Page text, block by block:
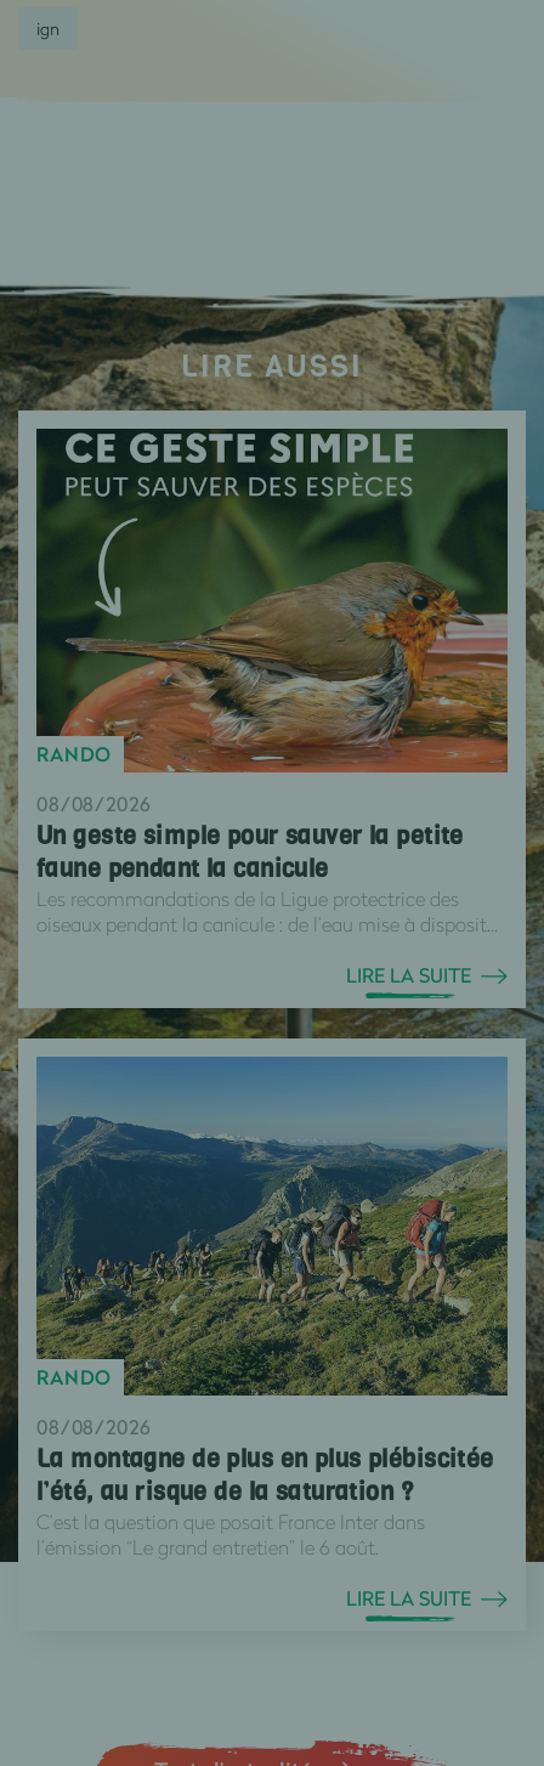
ign
LIRE AUSSI
RANDO
08/08/2026
Un geste simple pour sauver la petite
faune pendant la canicule
Les recommandations de la Ligue protectrice des
oiseaux pendant la canicule : de l’eau mise à disposit...
LIRE LA SUITE
RANDO
08/08/2026
La montagne de plus en plus plébiscitée
l’été, au risque de la saturation ?
C’est la question que posait France Inter dans
l’émission “Le grand entretien” le 6 août.
LIRE LA SUITE